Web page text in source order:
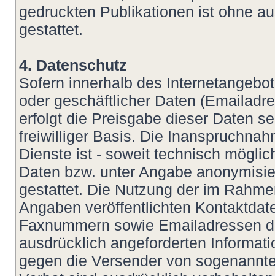
gedruckten Publikationen ist ohne
gestattet.
4. Datenschutz
Sofern innerhalb des
oder geschäftlicher Daten
erfolgt die Preisgabe dieser Daten
freiwilliger Basis. Die
Dienste ist - soweit technisch
Daten bzw. unter Angabe
gestattet. Die Nutzung der im
Angaben veröffentlichten
Faxnummern sowie Emailadressen
ausdrücklich angeforderten
gegen die Versender von